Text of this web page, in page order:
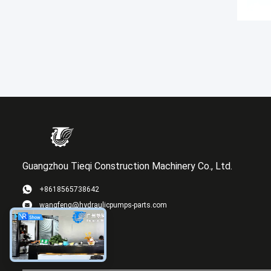
Guangzhou Tieqi Construction Machinery Co., Ltd.
+8618565738642
wangfeng@hydraulicpumps-parts.com